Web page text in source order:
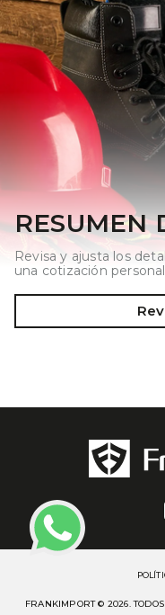
RESUMEN
Revisa y ajusta los
una cotización
FRANKIMPORT © 2026.